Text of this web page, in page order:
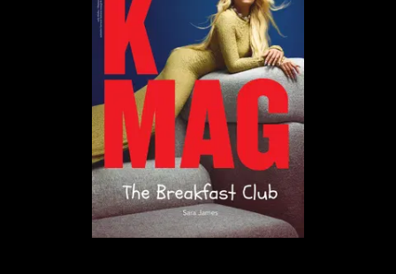
80., subtelnie skrywającą ekrany. Do tego
charakterystyczna, spłaszczona u góry i dołu
kierownica oraz ciągnący się przez całą długość
samochodu przykuwający wzrok panel środkowy.